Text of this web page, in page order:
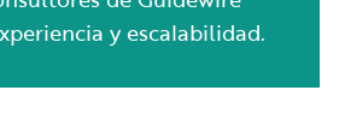
y escalabilidad.